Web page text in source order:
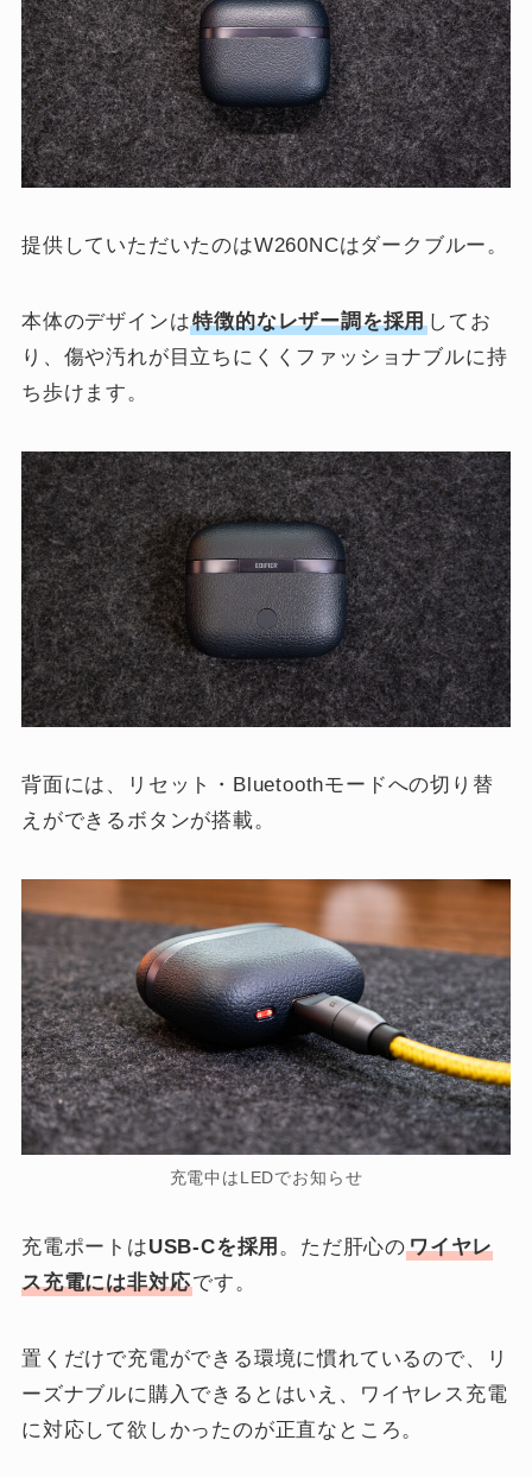
提供していただいたのはW260NCはダークブルー。
本体のデザインは特徴的なレザー調を採用 してお
り、傷や汚れが目立ちにくくファッショナブルに持
ち歩けます。
背面には、リセット・Bluetoothモードへの切り替
えができるボタンが搭載。
充電中はLEDでお知らせ
充電ポートはUSB-Cを採用 。ただ肝心のワイヤレ
ス充電には非対応です。
置くだけで充電ができる環境に慣れているので、リ
ーズナブルに購入できるとはいえ、ワイヤレス充電
に対応して欲しかったのが正直なところ。